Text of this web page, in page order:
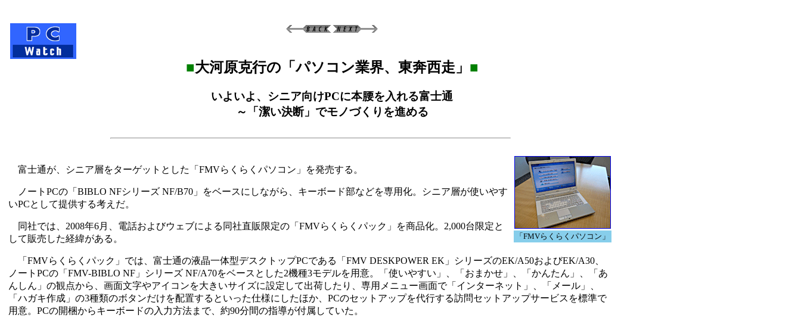
■大河原克行の「パソコン業界、東奔西走」 ■
いよいよ、シニア向けPCに本腰を入れる富士通
～「潔い決断」でモノづくりを進める
「FMVらくらくパソコン」
富士通が、シニア層をターゲットとした「FMVらくらくパソコン」を発売する。
ノートPCの「BIBLO NFシリーズ NF/B70」をベースにしながら、キーボード部などを専用化。シニア層が使いやす
いPCとして提供する考えだ。
同社では、2008年6月、電話およびウェブによる同社直販限定の「FMVらくらくパック」を商品化。2,000台限定と
して販売した経緯がある。
「FMVらくらくパック」では、富士通の液晶一体型デスクトップPCである「FMV DESKPOWER EK」シリーズのEK/A50およびEK/A30、
ノートPCの「FMV-BIBLO NF」シリーズ NF/A70をベースとした2機種3モデルを用意。「使いやすい」、「おまかせ」、「かんたん」、「あ
んしん」の観点から、画面文字やアイコンを大きいサイズに設定して出荷したり、専用メニュー画面で「インターネット」、「メール」、
「ハガキ作成」の3種類のボタンだけを配置するといった仕様にしたほか、PCのセットアップを代行する訪問セットアップサービスを標準で
用意。PCの開梱からキーボードの入力方法まで、約90分間の指導が付属していた。